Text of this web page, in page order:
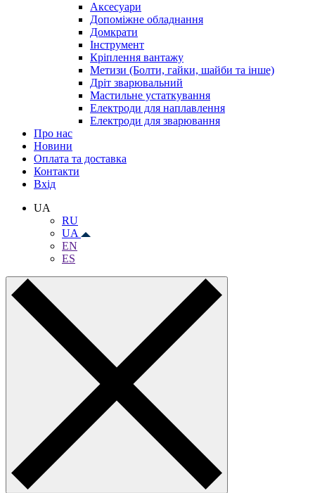
Аксесуари
Допоміжне обладнання
Домкрати
Інструмент
Кріплення вантажу
Метизи (Болти, гайки, шайби та інше)
Дріт зварювальний
Мастильне устаткування
Електроди для наплавлення
Електроди для зварювання
Про нас
Новини
Оплата та доставка
Контакти
Вхiд
UA
RU
UA
EN
ES